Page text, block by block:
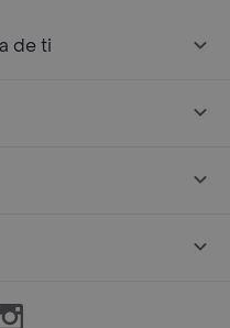
de ti
Instagram